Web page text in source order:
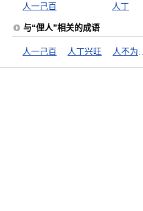
人一己百
人丁
与“俚人”相关的成语
人一己百 人丁兴旺